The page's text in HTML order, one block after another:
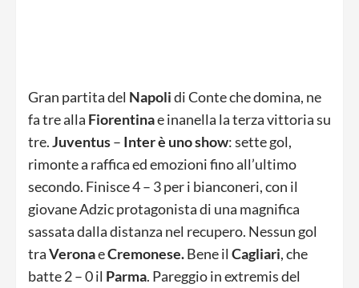
Gran partita del Napolidi Conte che domina, ne
fa tre alla Fiorentinae inanella la terza vittoria su
tre.Juventus– Interè uno show: sette gol,
rimonte a raffica ed emozioni fino all’ultimo
secondo. Finisce 4 – 3 per i bianconeri, con il
giovane Adzic protagonista di una magnifica
sassata dalla distanza nel recupero. Nessun gol
traVeronaeCremonese.Bene il Cagliari, che
batte 2 – 0 il Parma. Pareggio in extremis del